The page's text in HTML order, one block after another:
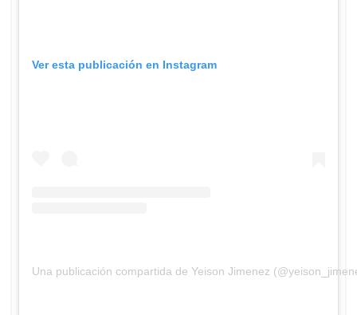
Ver esta publicación en Instagram
Una publicación compartida de Yeison Jimenez